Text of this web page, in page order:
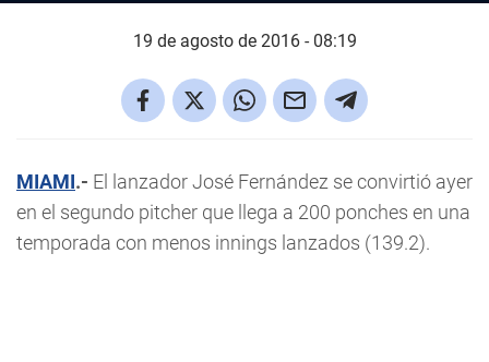
19 de agosto de 2016 - 08:19
MIAMI.- El lanzador José Fernández se convirtió ayer
en el segundo pitcher que llega a 200 ponches en una
temporada con menos innings lanzados (139.2).